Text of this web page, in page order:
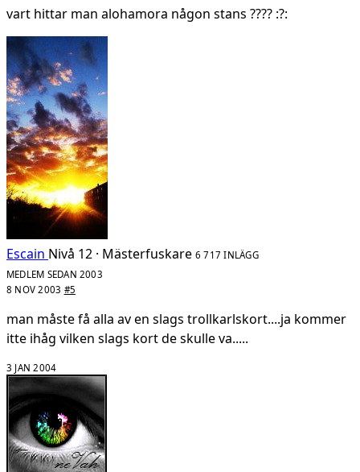
vart hittar man alohamora någon stans ???? :?:
Escain Nivå 12 · Mästerfuskare 6 717 INLÄGG
MEDLEM SEDAN 2003
8 NOV 2003 #5
man måste få alla av en slags trollkarlskort....ja kommer
itte ihåg vilken slags kort de skulle va.....
3 JAN 2004